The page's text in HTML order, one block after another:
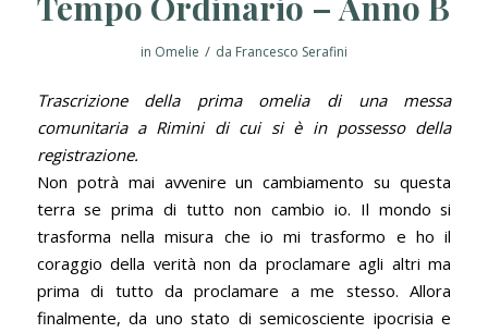
in Omelie / da Francesco Serafini
Trascrizione della prima omelia di una messa
comunitaria a Rimini di cui si è in possesso della
registrazione.
Non potrà mai avvenire un cambiamento su questa
terra se prima di tutto non cambio io. Il mondo si
trasforma nella misura che io mi trasformo e ho il
coraggio della verità non da proclamare agli altri ma
prima di tutto da proclamare a me stesso. Allora
finalmente, da uno stato di semicosciente ipocrisia e